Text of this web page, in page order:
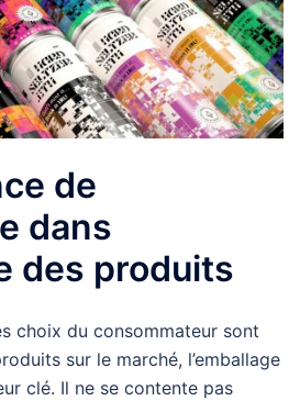
de
dans
des produits
choix du consommateur sont
sur le marché, l’emballage
clé. Il ne se contente pas